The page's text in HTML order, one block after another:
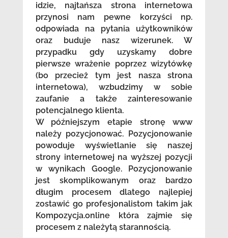
idzie, najtańsza strona internetowa
przynosi nam pewne korzyści np.
odpowiada na pytania użytkowników
oraz buduje nasz wizerunek. W
przypadku gdy uzyskamy dobre
pierwsze wrażenie poprzez wizytówkę
(bo przecież tym jest nasza strona
internetowa), wzbudzimy w sobie
zaufanie a także zainteresowanie
potencjalnego klienta.
W późniejszym etapie stronę www
należy pozycjonować. Pozycjonowanie
powoduje wyświetlanie się naszej
strony internetowej na wyższej pozycji
w wynikach Google. Pozycjonowanie
jest skomplikowanym oraz bardzo
długim procesem dlatego najlepiej
zostawić go profesjonalistom takim jak
Kompozycja.online która zajmie się
procesem z należytą starannością.